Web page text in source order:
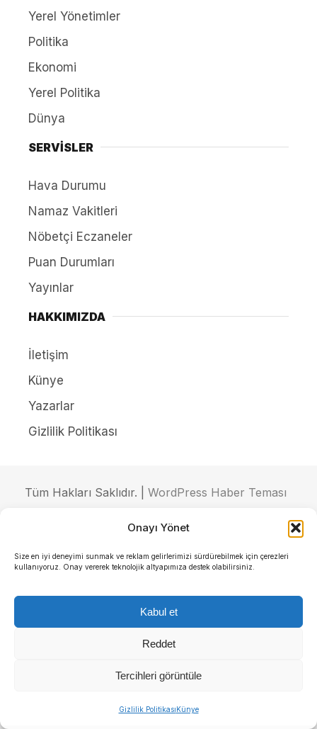
Onayı Yönet
Size en iyi deneyimi sunmak ve reklam gelirlerimizi sürdürebilmek için çerezleri
kullanıyoruz. Onay vererek teknolojik altyapımıza destek olabilirsiniz.
Kabul et
Reddet
Tercihleri görüntüle
Gizlilik PolitikasıKünye
Yerel Yönetimler
Politika
Ekonomi
Yerel Politika
Dünya
SERVİSLER
Hava Durumu
Namaz Vakitleri
Nöbetçi Eczaneler
Puan Durumları
Yayınlar
HAKKIMIZDA
İletişim
Künye
Yazarlar
Gizlilik Politikası
Tüm Hakları Saklıdır. | WordPress Haber Teması